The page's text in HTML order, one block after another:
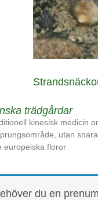
trädgårdar
kinesisk medicin
utan
europeiska floror
du en